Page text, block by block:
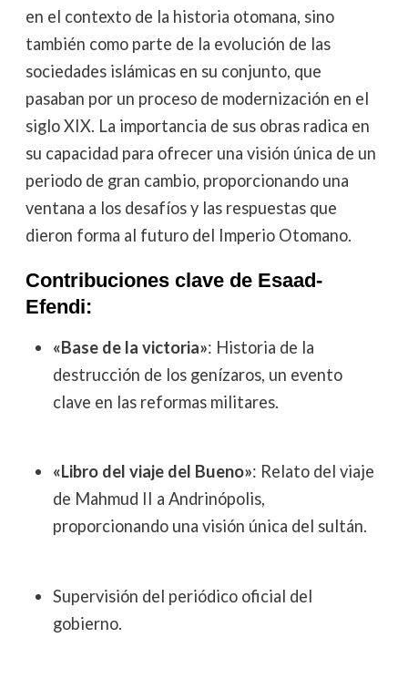
en el contexto de la historia otomana, sino
también como parte de la evolución de las
sociedades islámicas en su conjunto, que
pasaban por un proceso de modernización en el
siglo XIX. La importancia de sus obras radica en
su capacidad para ofrecer una visión única de un
periodo de gran cambio, proporcionando una
ventana a los desafíos y las respuestas que
dieron forma al futuro del Imperio Otomano.
Contribuciones clave de Esaad-
Efendi:
«Base de la victoria»: Historia de la
destrucción de los genízaros, un evento
clave en las reformas militares.
«Libro del viaje del Bueno»: Relato del viaje
de Mahmud II a Andrinópolis,
proporcionando una visión única del sultán.
Supervisión del periódico oficial del
gobierno.